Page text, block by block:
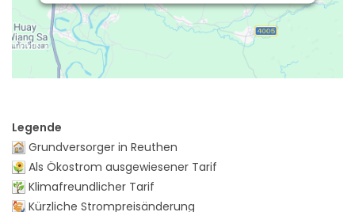
Legende
Grundversorger in Reuthen
Als Ökostrom ausgewiesener Tarif
Klimafreundlicher Tarif
Kürzliche Strompreisänderung